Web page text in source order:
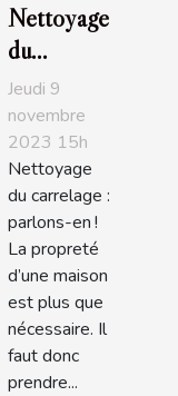
Nettoyage
du
carrelage :
parlons-
en !
Jeudi 9
novembre
2023 15h
Nettoyage
du carrelage :
parlons-en !
La propreté
d’une maison
est plus que
nécessaire. Il
faut donc
prendre...